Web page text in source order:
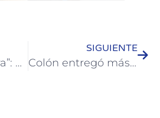
“Chufa Soñadora”: el homenaje a Chiquititas en sus 30 años llega a Colón
SIGUIENTE
Colón entregó más de 80 carnets de Manipulación de Alimentos a estudiantes y trabajadores del sector